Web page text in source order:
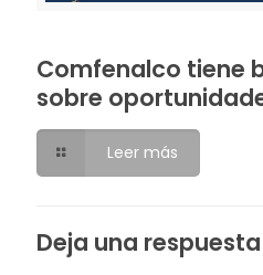
Comfenalco tiene
sobre
Leer más
Deja una respuesta